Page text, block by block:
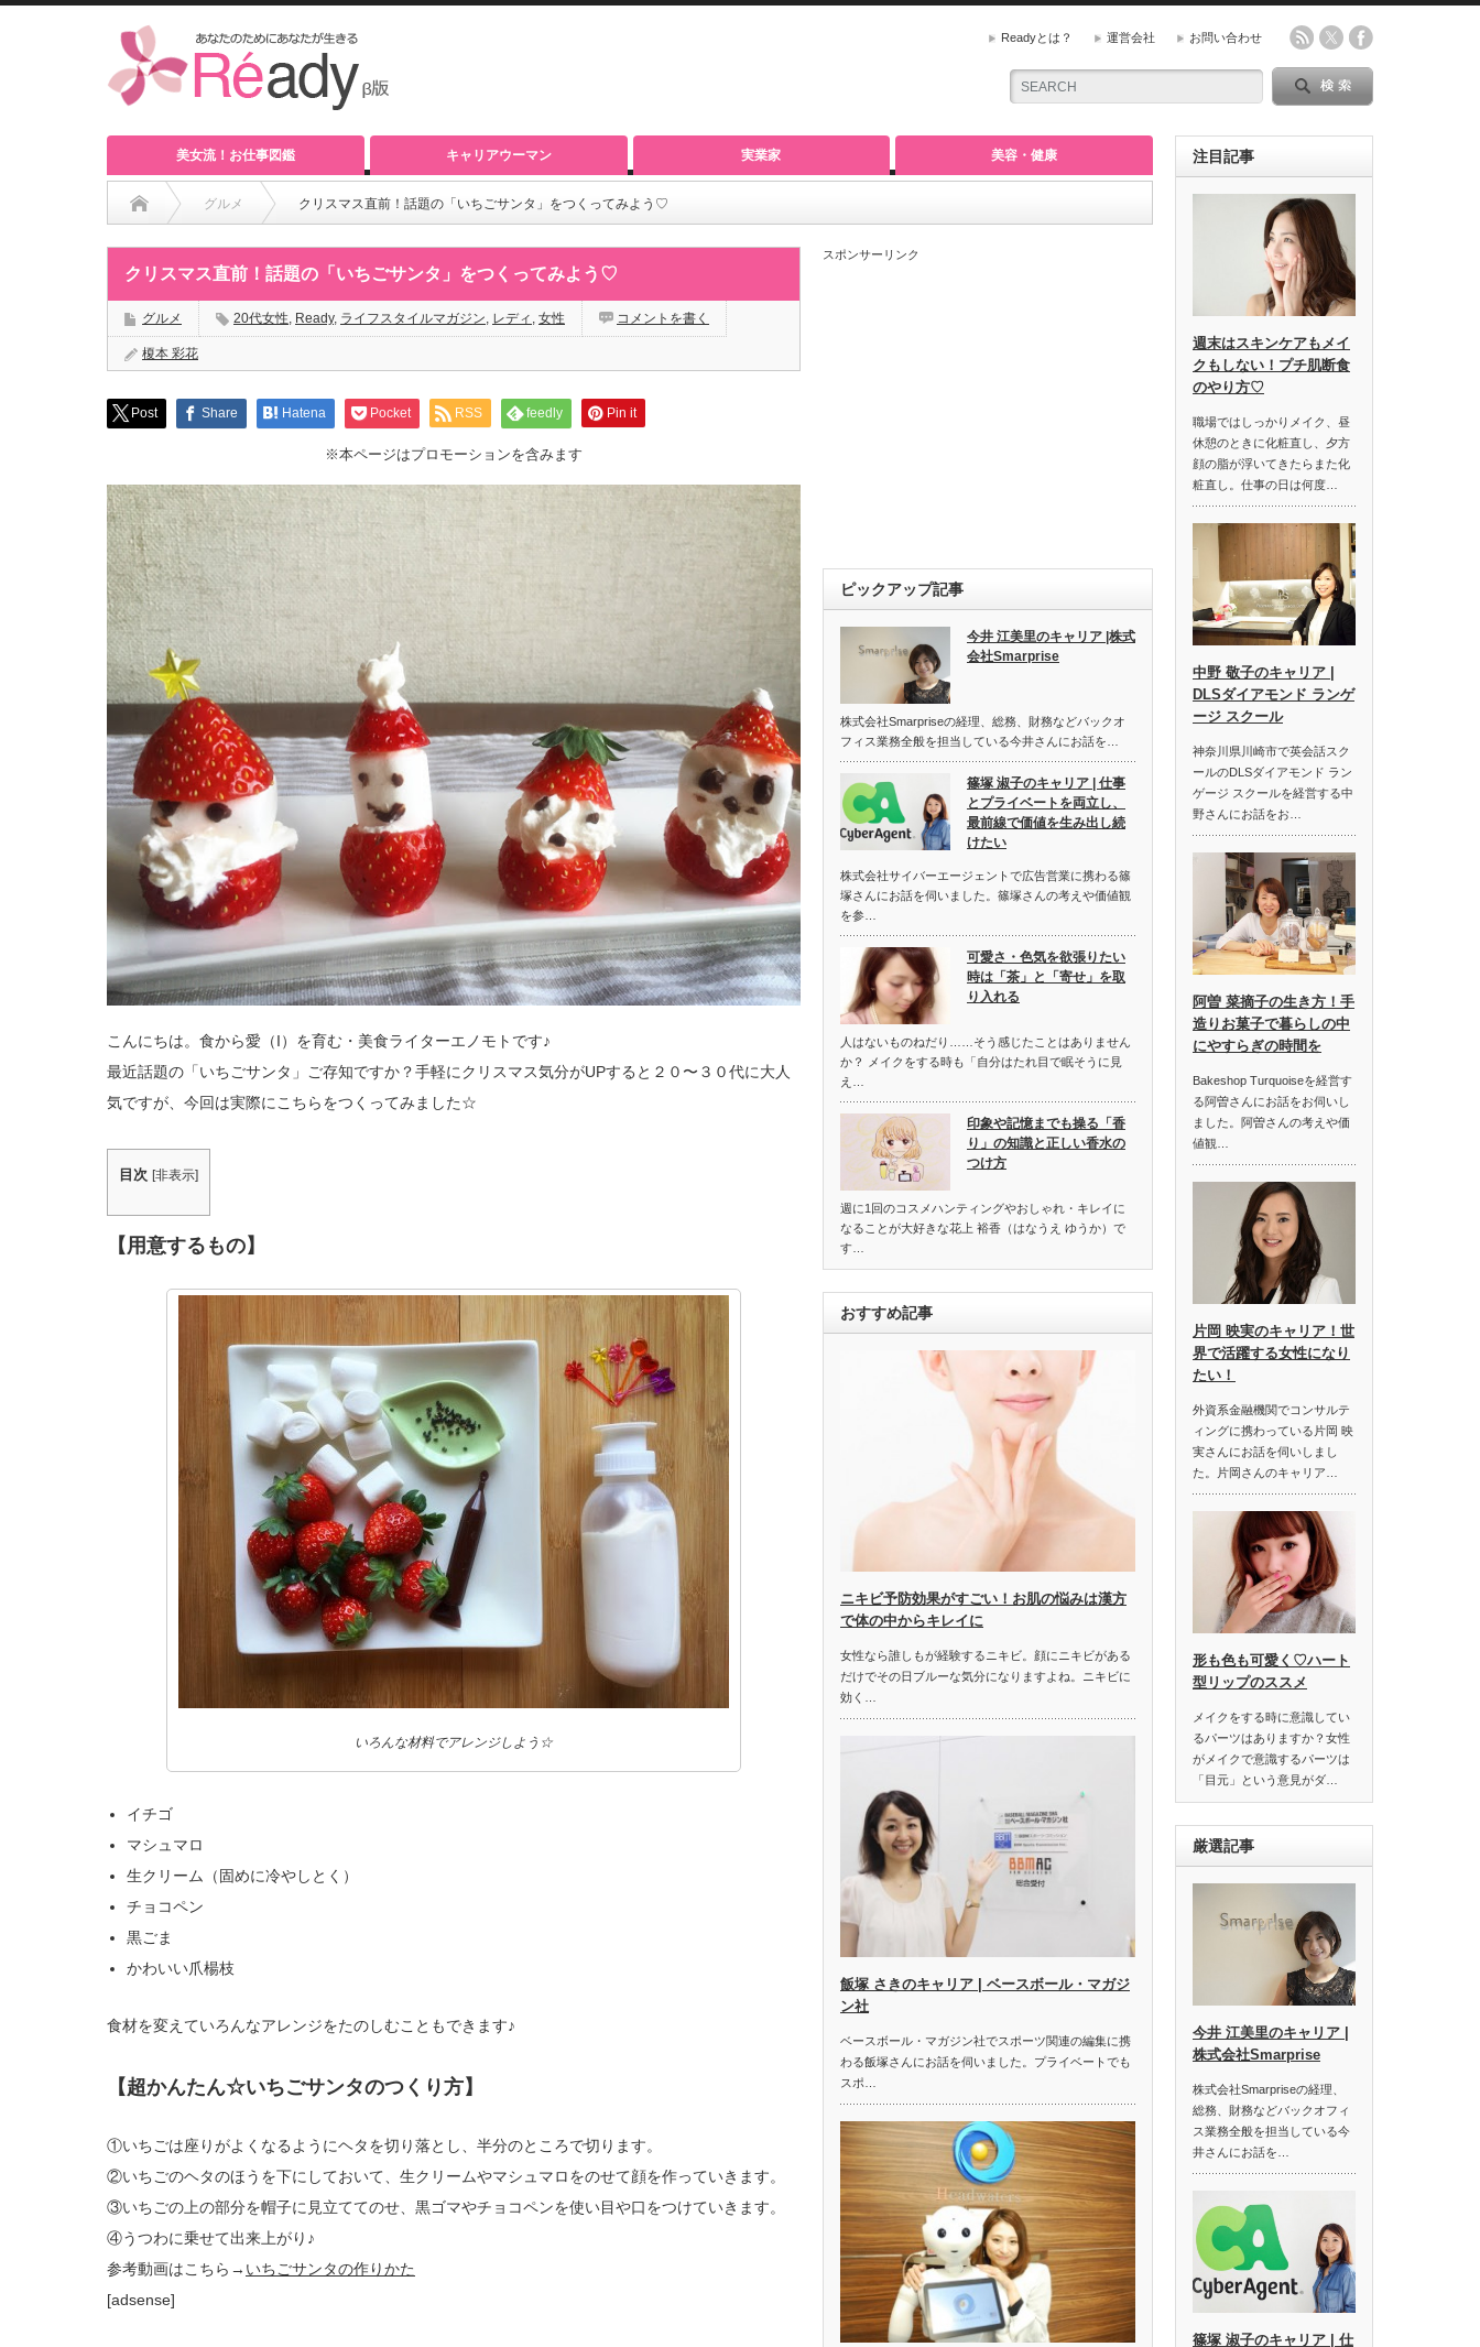
Readyとは？ 運営会社 お問い合わせ
美女流！お仕事図鑑 キャリアウーマン 実業家 美容・健康
グルメ クリスマス直前！話題の「いちごサンタ」をつくってみよう♡
クリスマス直前！話題の「いちごサンタ」をつくってみよう♡
グルメ 20代女性, Ready, ライフスタイルマガジン, レディ , 女性 コメントを書く
榎本 彩花
Post Share Hatena Pocket RSS feedly Pin it
※本ページはプロモーションを含みます
こんにちは。食から愛（I）を育む・美食ライターエノモトです♪
最近話題の「いちごサンタ」ご存知ですか？手軽にクリスマス気分がUPすると２０〜３０代に大人
気ですが、今回は実際にこちらをつくってみました☆
目次 [非表示]
【用意するもの】
いろんな材料でアレンジしよう☆
イチゴ
マシュマロ
生クリーム（固めに冷やしとく）
チョコペン
黒ごま
かわいい爪楊枝
食材を変えていろんなアレンジをたのしむこともできます♪
【超かんたん☆いちごサンタのつくり方】
①いちごは座りがよくなるようにヘタを切り落とし、半分のところで切ります。
②いちごのヘタのほうを下にしておいて、生クリームやマシュマロをのせて顔を作っていきます。
③いちごの上の部分を帽子に見立ててのせ、黒ゴマやチョコペンを使い目や口をつけていきます。
④うつわに乗せて出来上がり♪
参考動画はこちら→ いちごサンタの作りかた
[adsense]
スポンサーリンク
ピックアップ記事
今井 江美里のキャリア |株式
会社Smarprise
株式会社Smarpriseの経理、総務、財務などバックオ
フィス業務全般を担当している今井さんにお話を…
篠塚 淑子のキャリア | 仕事
とプライベートを両立し、
最前線で価値を生み出し続
けたい
株式会社サイバーエージェントで広告営業に携わる篠
塚さんにお話を伺いました。篠塚さんの考えや価値観
を参…
可愛さ・色気を欲張りたい
時は「茶」と「寄せ」を取
り入れる
人はないものねだり……そう感じたことはありません
か？ メイクをする時も「自分はたれ目で眠そうに見
え…
印象や記憶までも操る「香
り」の知識と正しい香水の
つけ方
週に1回のコスメハンティングやおしゃれ・キレイに
なることが大好きな花上 裕香（はなうえ ゆうか）で
す…
おすすめ記事
ニキビ予防効果がすごい！お肌の悩みは漢方
で体の中からキレイに
女性なら誰しもが経験するニキビ。顔にニキビがある
だけでその日ブルーな気分になりますよね。ニキビに
効く…
飯塚 さきのキャリア | ベースボール・マガジ
ン社
ベースボール・マガジン社でスポーツ関連の編集に携
わる飯塚さんにお話を伺いました。プライベートでも
スポ…
注目記事
週末はスキンケアもメイ
クもしない！プチ肌断食
のやり方♡
職場ではしっかりメイク、昼
休憩のときに化粧直し、夕方
顔の脂が浮いてきたらまた化
粧直し。仕事の日は何度…
中野 敬子のキャリア |
DLSダイアモンド ランゲ
ージ スクール
神奈川県川崎市で英会話スク
ールのDLSダイアモンド ラン
ゲージ スクールを経営する中
野さんにお話をお…
阿曽 菜摘子の生き方！手
造りお菓子で暮らしの中
にやすらぎの時間を
Bakeshop Turquoiseを経営す
る阿曽さんにお話をお伺いし
ました。阿曽さんの考えや価
値観…
片岡 映実のキャリア！世
界で活躍する女性になり
たい！
外資系金融機関でコンサルテ
ィングに携わっている片岡 映
実さんにお話を伺いしまし
た。片岡さんのキャリア…
形も色も可愛く♡ハート
型リップのススメ
メイクをする時に意識してい
るパーツはありますか？女性
がメイクで意識するパーツは
「目元」という意見がダ…
厳選記事
今井 江美里のキャリア |
株式会社Smarprise
株式会社Smarpriseの経理、
総務、財務などバックオフィ
ス業務全般を担当している今
井さんにお話を…
篠塚 淑子のキャリア | 仕